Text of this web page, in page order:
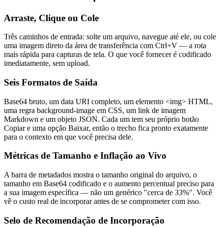
Arraste, Clique ou Cole
Três caminhos de entrada: solte um arquivo, navegue até ele, ou cole
uma imagem direto da área de transferência com Ctrl+V — a rota
mais rápida para capturas de tela. O que você fornecer é codificado
imediatamente, sem upload.
Seis Formatos de Saída
Base64 bruto, um data URI completo, um elemento <img> HTML,
uma regra background-image em CSS, um link de imagem
Markdown e um objeto JSON. Cada um tem seu próprio botão
Copiar e uma opção Baixar, então o trecho fica pronto exatamente
para o contexto em que você precisa dele.
Métricas de Tamanho e Inflação ao Vivo
A barra de metadados mostra o tamanho original do arquivo, o
tamanho em Base64 codificado e o aumento percentual preciso para
a sua imagem específica — não um genérico "cerca de 33%". Você
vê o custo real de incorporar antes de se comprometer com isso.
Selo de Recomendação de Incorporação